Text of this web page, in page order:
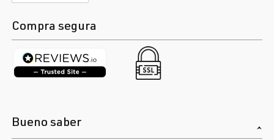
Compra segura
Bueno saber